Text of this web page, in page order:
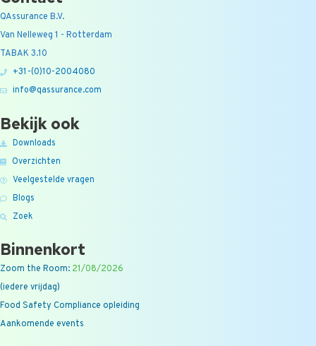
QAssurance B.V.
Van Nelleweg 1 - Rotterdam
TABAK 3.10
+31-(0)10-2004080
info@qassurance.com
Bekijk ook
Downloads
Overzichten
Veelgestelde vragen
Blogs
Zoek
Binnenkort
Zoom the Room: 21/08/2026
(iedere vrijdag)
Food Safety Compliance opleiding
Aankomende events